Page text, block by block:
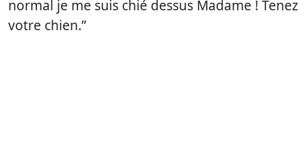
normal je me suis chié dessus Madame ! Tenez
votre chien.”